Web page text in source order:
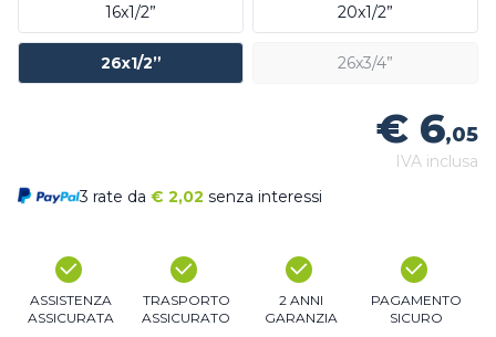
16x1/2” 20x1/2”
26x1/2” 26x3/4”
€ 6,05
IVA inclusa
3 rate da € 2,02 senza interessi
ASSISTENZA
ASSICURATA
TRASPORTO
ASSICURATO
2 ANNI
GARANZIA
PAGAMENTO
SICURO